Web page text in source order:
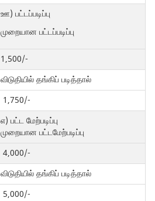
ஊ) பட்டப்படிப்பு
முறையான பட்டப்படிப்பு
1,500/-
விடுதியில் தங்கிப் படித்தால்
1,750/-
எ) பட்ட மேற்படிப்பு
முறையான பட்டமேற்படிப்பு
4,000/-
விடுதியில் தங்கிப் படித்தால்
5,000/-